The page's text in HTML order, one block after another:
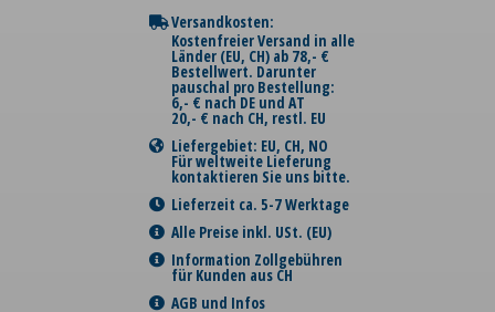
Versandkosten:
Kostenfreier Versand in alle
Länder (EU, CH) ab 78,- €
Bestellwert. Darunter
pauschal pro Bestellung:
6,- € nach DE und AT
20,- € nach CH, restl. EU
Liefergebiet: EU, CH, NO
Für weltweite Lieferung
kontaktieren Sie uns bitte.
Lieferzeit ca. 5-7 Werktage
Alle Preise inkl. USt. (EU)
Information Zollgebühren
für Kunden aus CH
AGB und Infos